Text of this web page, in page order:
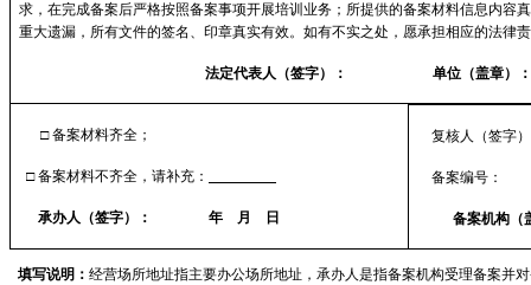
求，在完成备案后严格按照备案事项开展培训业务；所提供的备案材料信息内容
重大遗漏，所有文件的签名、印章真实有效。如有不实之处，愿承担相应的法律
法定代表人（签字）： 单位（盖章）：
□ 备案材料齐全；
□ 备案材料不齐全，请补充：
承办人（签字）： 年 月 日
复核人（签字
备案编号：
备案机构（
填写说明： 经营场所地址指主要办公场所地址，承办人是指备案机构受理备案并